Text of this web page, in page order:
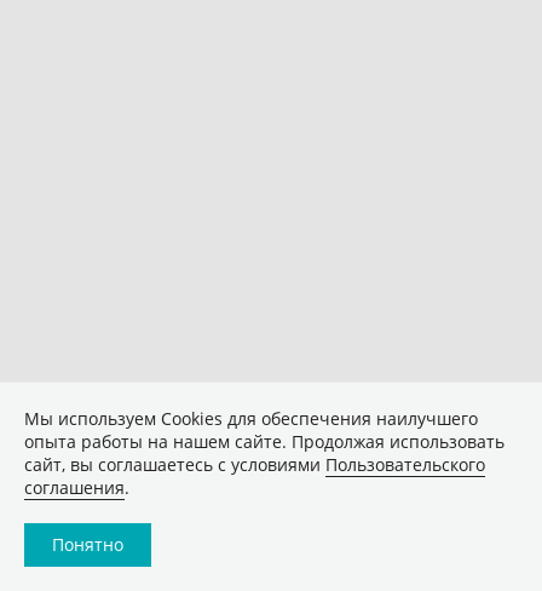
Мы используем Сookies для обеспечения наилучшего
опыта работы на нашем сайте. Продолжая использовать
сайт, вы соглашаетесь с условиями Пользовательского
соглашения.
Понятно